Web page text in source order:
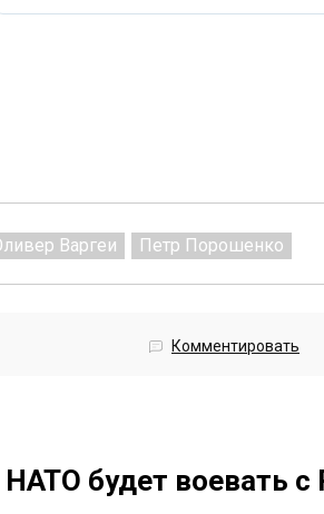
Варгеи Петр Порошенко
Комментировать
будет воевать с